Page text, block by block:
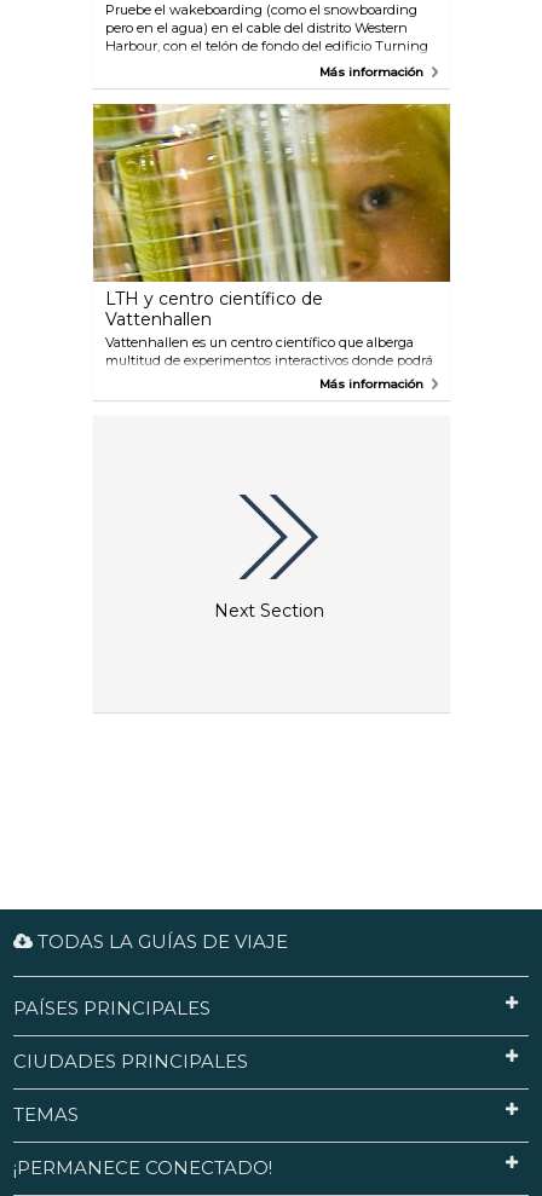
Pruebe el wakeboarding (como el snowboarding
pero en el agua) en el cable del distrito Western
Harbour, con el telón de fondo del edificio Turning
Torso. http://www.malmowakepark.se/Más información
LTH y centro científico de
Vattenhallen
Vattenhallen es un centro científico que alberga
multitud de experimentos interactivos donde podrá
experimentar la ciencia de forma divertida y
educativa. Asista a una exposición, a un taller o vea
Más información
Next Section
TODAS LA GUÍAS DE VIAJE
PAÍSES PRINCIPALES
CIUDADES PRINCIPALES
TEMAS
¡PERMANECE CONECTADO!